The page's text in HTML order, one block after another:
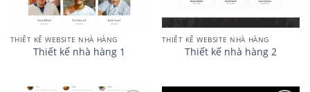
THIẾT KẾ WEBSITE NHÀ HÀNG
Thiết kế nhà hàng 1
THIẾT KẾ WEBSITE NHÀ HÀNG
Thiết kế nhà hàng 2